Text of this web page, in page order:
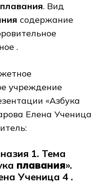
плавания. Вид
содержание
.
учреждение
«Азбука
Елена Ученица
1. Тема
плавания».
Ученица 4 .